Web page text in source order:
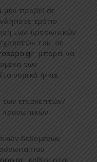
μην προβεί σε
ποτε τρόπο
των προσωπικών
/χρηστών του σε
μπορεί να
μένα των
νομικά ή/ και
των επισκεπτών/
προσωπικών
ικών δεδο μένων
ρόσωπα που
καθίσταται